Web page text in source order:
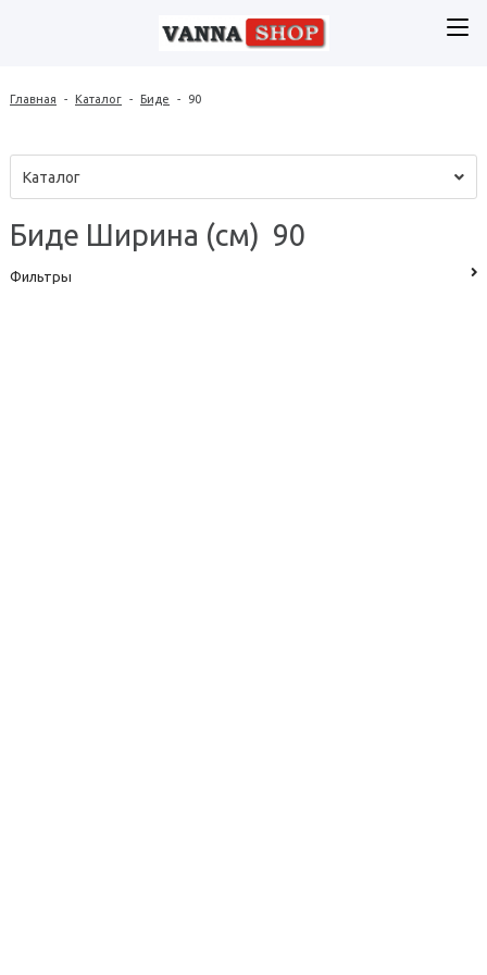
Главная - Каталог - Биде - 90
Каталог
Биде Ширина (см) 90
Фильтры